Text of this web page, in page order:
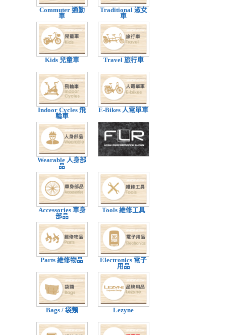
Commuter 通勤
車
Traditional 淑女
車
Kids 兒童車 Travel 旅行車
Indoor Cycles 飛
輪車
E-Bikes 人電單車
Wearable 人身部
品
Accessories 車身
部品
Tools 維修工具
Parts 維修物品
Electronics 電子
用品
Bags / 袋類 Lezyne